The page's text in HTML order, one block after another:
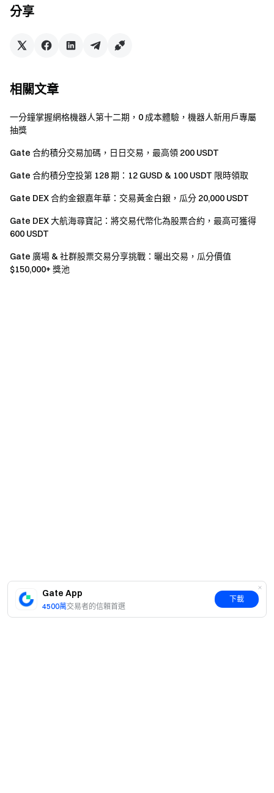
Gate App
4500萬交易者的信賴首選
下載
分享
相關文章
一分鐘掌握網格機器人第十二期，0 成本體驗，機器人新用戶專屬
抽獎
Gate 合約積分交易加碼，日日交易，最高領 200 USDT
Gate 合約積分空投第 128 期：12 GUSD & 100 USDT 限時領取
Gate DEX 合約金銀嘉年華：交易黃金白銀，瓜分 20,000 USDT
Gate DEX 大航海尋寶記：將交易代幣化為股票合約，最高可獲得
600 USDT
Gate 廣場 & 社群股票交易分享挑戰：曬出交易，瓜分價值
$150,000+ 獎池